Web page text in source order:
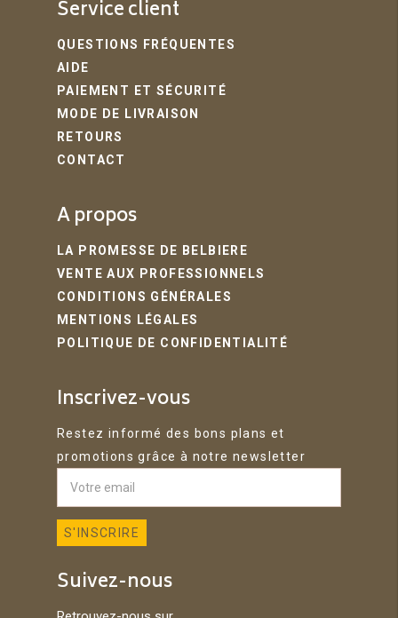
Service client
QUESTIONS FRÉQUENTES
AIDE
PAIEMENT ET SÉCURITÉ
MODE DE LIVRAISON
RETOURS
CONTACT
A propos
LA PROMESSE DE BELBIERE
VENTE AUX PROFESSIONNELS
CONDITIONS GÉNÉRALES
MENTIONS LÉGALES
POLITIQUE DE CONFIDENTIALITÉ
Inscrivez-vous
Restez informé des bons plans et
promotions grâce à notre newsletter
Suivez-nous